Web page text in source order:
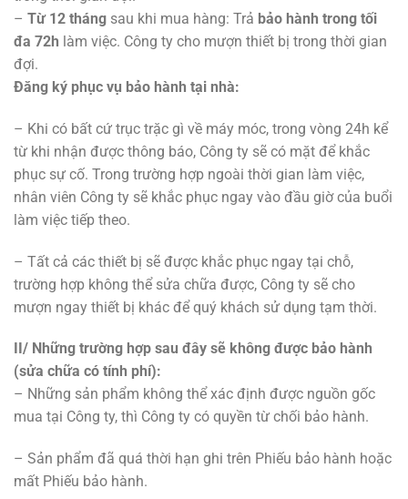
– Từ 12 tháng sau khi mua hàng: Trả bảo hành trong tối
đa 72h làm việc. Công ty cho mượn thiết bị trong thời gian
đợi.
Đăng ký phục vụ bảo hành tại nhà:
– Khi có bất cứ trục trặc gì về máy móc, trong vòng 24h kể
từ khi nhận được thông báo, Công ty sẽ có mặt để khắc
phục sự cố. Trong trường hợp ngoài thời gian làm việc,
nhân viên Công ty sẽ khắc phục ngay vào đầu giờ của buổi
làm việc tiếp theo.
– Tất cả các thiết bị sẽ được khắc phục ngay tại chỗ,
trường hợp không thể sửa chữa được, Công ty sẽ cho
mượn ngay thiết bị khác để quý khách sử dụng tạm thời.
II/ Những trường hợp sau đây sẽ không được bảo hành
(sửa chữa có tính phí):
– Những sản phẩm không thể xác định được nguồn gốc
mua tại Công ty, thì Công ty có quyền từ chối bảo hành.
– Sản phẩm đã quá thời hạn ghi trên Phiếu bảo hành hoặc
mất Phiếu bảo hành.